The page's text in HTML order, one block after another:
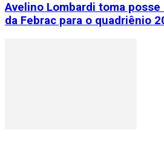
Avelino Lombardi toma
da Febrac para o quadriênio